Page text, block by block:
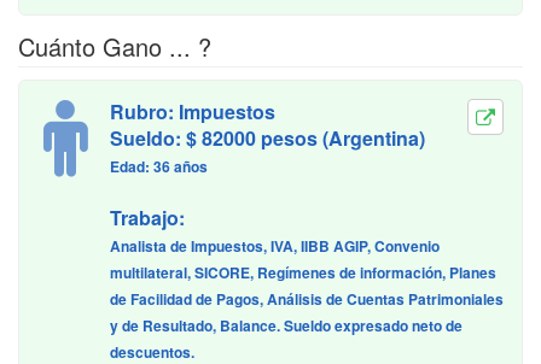
Cuánto Gano ... ?
Rubro: Impuestos
Sueldo: $ 82000 pesos (Argentina)
Edad: 36 años
Trabajo:
Analista de Impuestos, IVA, IIBB AGIP, Convenio
multilateral, SICORE, Regímenes de información, Planes
de Facilidad de Pagos, Análisis de Cuentas Patrimoniales
y de Resultado, Balance. Sueldo expresado neto de
descuentos.